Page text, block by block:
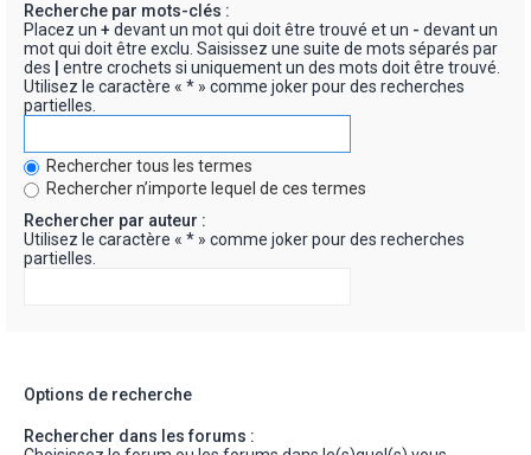
Recherche par mots-clés :
Placez un + devant un mot qui doit être trouvé et un - devant un
mot qui doit être exclu. Saisissez une suite de mots séparés par
des
entre crochets si uniquement un des mots doit être trouvé.
Utilisez le caractère « * » comme joker pour des recherches
partielles.
Rechercher tous les termes
Rechercher n’importe lequel de ces termes
Rechercher par auteur :
Utilisez le caractère « * » comme joker pour des recherches
partielles.
Options de recherche
Rechercher dans les forums :